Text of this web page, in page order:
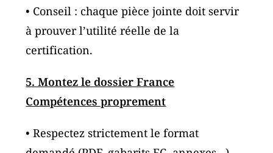
• Conseil : chaque pièce jointe doit servir
à prouver l’utilité réelle de la
certification.
5. Montez le dossier France
Compétences proprement
• Respectez strictement le format